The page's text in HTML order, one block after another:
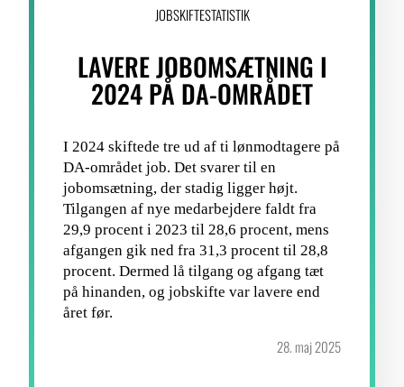
JOBSKIFTESTATISTIK
LAVERE JOBOMSÆTNING I
2024 PÅ DA-OMRÅDET
I 2024 skiftede tre ud af ti lønmodtagere på
DA-området job. Det svarer til en
jobomsætning, der stadig ligger højt.
Tilgangen af nye medarbejdere faldt fra
29,9 procent i 2023 til 28,6 procent, mens
afgangen gik ned fra 31,3 procent til 28,8
procent. Dermed lå tilgang og afgang tæt
på hinanden, og jobskifte var lavere end
året før.
28. maj 2025